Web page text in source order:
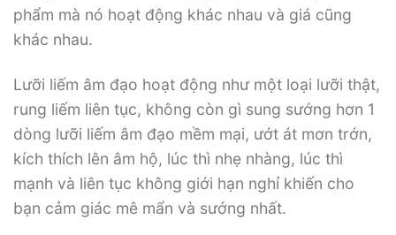
phẩm mà nó hoạt động khác nhau và giá cũng
khác nhau.
Lưỡi liếm âm đạo hoạt động như một loại lưỡi thật,
rung liếm liên tục, không còn gì sung sướng hơn 1
dòng lưỡi liếm âm đạo mềm mại, ướt át mơn trớn,
kích thích lên âm hộ, lúc thì nhẹ nhàng, lúc thì
mạnh và liên tục không giới hạn nghỉ khiến cho
bạn cảm giác mê mẩn và sướng nhất.